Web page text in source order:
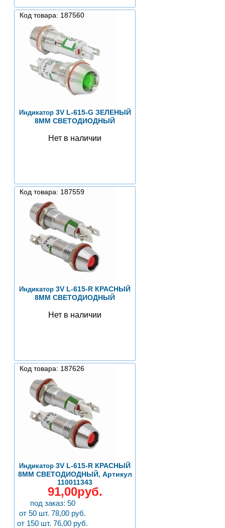
Код товара: 187560
Индикатор3V L-615-G ЗЕЛЕНЫЙ
8MM СВЕТОДИОДНЫЙ
Нет в наличии
Код товара: 187559
Индикатор 3V L-615-R КРАСНЫЙ
8MM СВЕТОДИОДНЫЙ
Нет в наличии
Код товара: 187626
Индикатор 3V L-615-R КРАСНЫЙ
8MM СВЕТОДИОДНЫЙ, Артикул
110011343
91,00руб.
под заказ: 50
от 50 шт. 78,00 руб.
от 150 шт. 76,00 руб.